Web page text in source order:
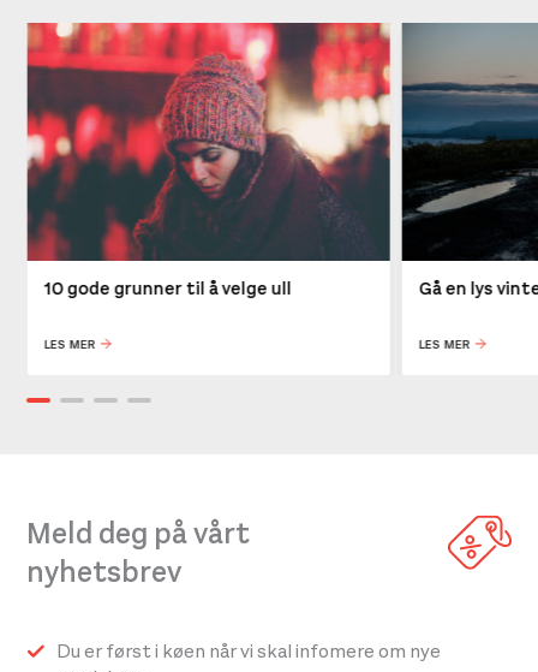
10 gode grunner til å velge ull
LES MER
Gå en lys
LES MER
Meld deg på vårt
nyhetsbrev
Du er først i køen når vi skal infomere om nye